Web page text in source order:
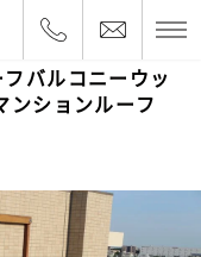
バルコニーウッ
ンションルーフ